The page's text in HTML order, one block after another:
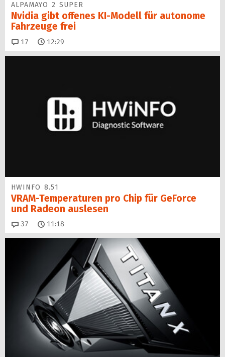
ALPAMAYO 2 SUPER
Nvidia gibt offenes KI-Modell für autonome
Fahrzeuge frei
17 Kommentare
12:29
HWINFO 8.51
VRAM-Temperaturen pro Chip für GeForce
und Radeon auslesen
37 Kommentare
11:18